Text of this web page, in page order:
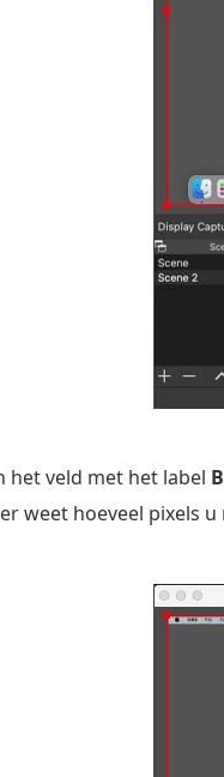
het veld met het label
weet hoeveel pixels